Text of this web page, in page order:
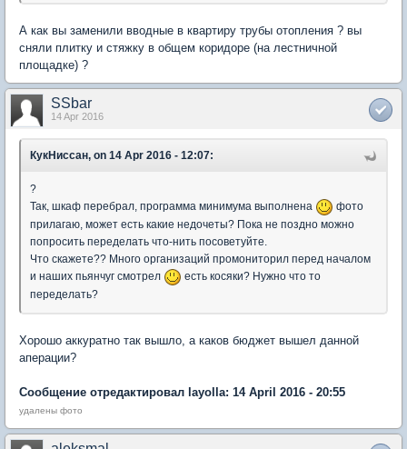
А как вы заменили вводные в квартиру трубы отопления ? вы
сняли плитку и стяжку в общем коридоре (на лестничной
площадке) ?
SSbar
14 Apr 2016
КукНиссан, on 14 Apr 2016 - 12:07:
?
Так, шкаф перебрал, программа минимума выполнена
фото
прилагаю, может есть какие недочеты? Пока не поздно можно
попросить переделать что-нить посоветуйте.
Что скажете?? Много организаций промониторил перед началом
и наших пьянчуг смотрел
есть косяки? Нужно что то
переделать?
Хорошо аккуратно так вышло, а каков бюджет вышел данной
аперации?
Сообщение отредактировал layolla: 14 April 2016 - 20:55
удалены фото